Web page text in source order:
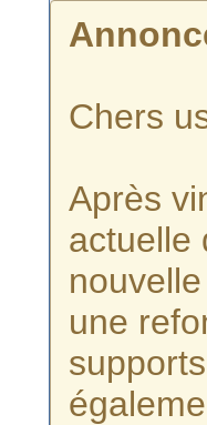
Chers
Après
actuelle
une